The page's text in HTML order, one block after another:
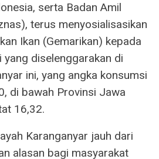
serta Badan Amil
terus menyosialisasikan
Ikan (Gemarikan) kepada
yang diselenggarakan di
ini, yang angka konsumsi
di bawah Provinsi Jawa
16,32.
Karanganyar jauh dari
alasan bagi masyarakat